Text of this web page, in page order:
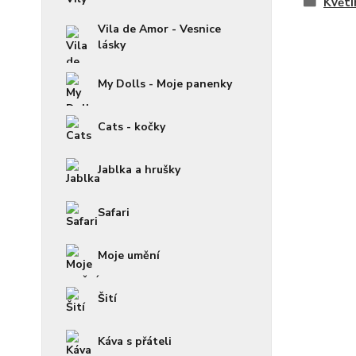
Vila de Amor - Vesnice
lásky
My Dolls - Moje panenky
Cats - kočky
Jablka a hrušky
Safari
Moje umění
Šití
Káva s přáteli